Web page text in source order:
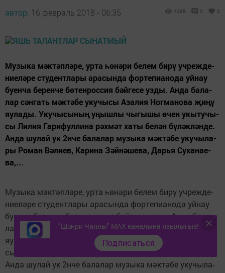
автор, 16 февраль 2018 - 06:35 1388 0 0
Му­зы­ка мәк­тәп­лә­ре, ур­та һө­нә­ри бе­лем би­рү уч­реж­де­
ни­е­лә­ре сту­дент­ла­ры ара­сын­да фор­те­пи­а­но­да уй­нау
бу­ен­ча бе­рен­че бө­тен­рос­сия бәй­ге­се уз­ды. Ан­да ба­ла­
лар сән­гать мәк­тә­бе уку­чы­сы Аза­лия Ног­ма­но­ва җи­ңү
яу­ла­ды. Уку­чы­сы­ның уңыш­лы чы­гы­шы өчен укы­ту­чы­
сы Ли­лия Га­ри­фул­ли­на рәх­мәт ха­ты бе­лән бү­ләк­лән­де.
Ан­да шу­лай ук 2нче ба­ла­лар му­зы­ка мәк­тә­бе уку­чы­ла­
ры Ро­ман Вә­ли­ев, Ка­ри­на Зәй­нә­ше­ва, Дарья Су­ха­на­е­
ва,...
Му­зы­ка мәк­тәп­лә­ре, ур­та һө­нә­ри бе­лем би­рү уч­реж­де­
ни­е­лә­ре сту­дент­ла­ры ара­сын­да фор­те­пи­а­но­да уй­нау
бу­ен­ча бе­рен­че бө­тен­рос­сия бәй­ге­се уз­ды. Ан­да ба­ла­
лар сән­гать мәк­тә­бе уку­чы­сы Аза­лия Ног­ма­но­ва җи­ңү
яу­ла­ды. Уку­чы­сы­ның уңыш­лы чы­гы­шы өчен укы­ту­чы­
сы Ли­лия Га­ри­фул­ли­на рәх­мәт ха­ты бе­лән бү­ләк­лән­де.
Ан­да шу­лай ук 2нче ба­ла­лар му­зы­ка мәк­тә­бе уку­чы­ла­
"Шәһри Чаллы" MAX каналына язылыгыз!
Подписаться